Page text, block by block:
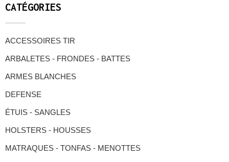
CATÉGORIES
ACCESSOIRES TIR
ARBALETES - FRONDES - BATTES
ARMES BLANCHES
DEFENSE
ÉTUIS - SANGLES
HOLSTERS - HOUSSES
MATRAQUES - TONFAS - MENOTTES